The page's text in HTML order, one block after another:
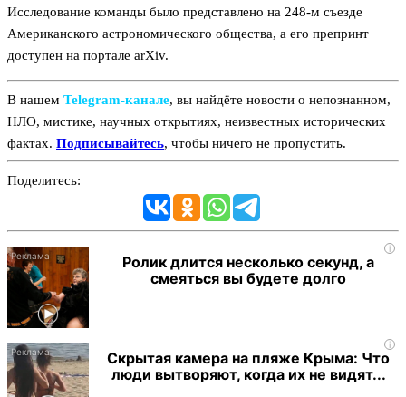
Исследование команды было представлено на 248-м съезде
Американского астрономического общества, а его препринт
доступен на портале arXiv.
В нашем Telegram‑канале, вы найдёте новости о непознанном,
НЛО, мистике, научных открытиях, неизвестных исторических
фактах. Подписывайтесь, чтобы ничего не пропустить.
Поделитесь:
i
Ролик длится несколько секунд, а
смеяться вы будете долго
i
Скрытая камера на пляже Крыма: Что
люди вытворяют, когда их не видят...